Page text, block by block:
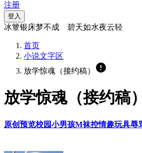
注册
登入
冰簟银床梦不成 碧天如水夜云轻
首页
小说文字区
放学惊魂（接约稿）
error
放学惊魂（接约稿）
原创预览校园小男孩M袜控情趣玩具辱